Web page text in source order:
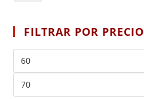
FILTRAR POR PRECIO